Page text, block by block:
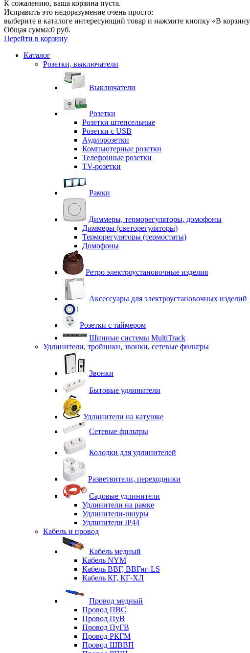
К сожалению, ваша корзина пуста.
Исправить это недоразумение очень просто:
выберите в каталоге интересующий товар и нажмите кнопку «В
Общая сумма:0 руб.
Перейти в корзину
Каталог
Розетки, выключатели
Выключатели
Розетки
Розетки штепсельные
Розетки с USB
Аудиорозетки
Компьютерные розетки
Телефонные розетки
TV-розетки
Рамки
Диммеры, терморегуляторы, домофоны
Диммеры (светорегуляторы)
Терморегуляторы (термостаты)
Домофоны
Ретро электроустановочные изделия
Аксессуары для электроустановочных изделий
Розетки с таймером
Шинные системы MultiTrack
Удлинители, тройники, звонки, сетевые фильтры
Звонки
Бытовые удлинители
Удлинители на катушке
Сетевые фильтры
Колодки для удлинителей
Разветвители, переходники
Садовые удлинители
Удлинители на рамке
Удлинители-шнуры
Удлинители IP44
Кабель и провод
Кабель медный
Кабель NYM
Кабель ВВГ, ВВГнг-LS
Кабель КГ, КГ-ХЛ
Провод медный
Провод ПВС
Провод ПуВ
Провод ПуГВ
Провод РКГМ
Провод ШВВП